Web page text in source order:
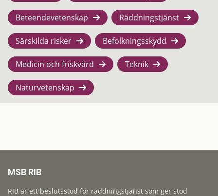
Beteendevetenskap Räddningstjänst
Särskilda risker Befolkningsskydd
Medicin och friskvård Teknik
Naturvetenskap
MSB RIB
RIB är ett beslutsstöd för räddningstjänst som ger stöd